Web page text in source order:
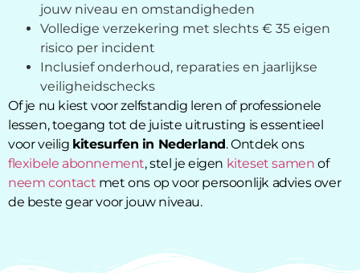
jouw niveau en omstandigheden
Volledige verzekering met slechts € 35 eigen
risico per incident
Inclusief onderhoud, reparaties en jaarlijkse
veiligheidschecks
Of je nu kiest voor zelfstandig leren of professionele
lessen, toegang tot de juiste uitrusting is essentieel
voor veilig kitesurfen in Nederland. Ontdek ons
flexibele abonnement, stel je eigen kiteset samen of
neem contact met ons op voor persoonlijk advies over
de beste gear voor jouw niveau.